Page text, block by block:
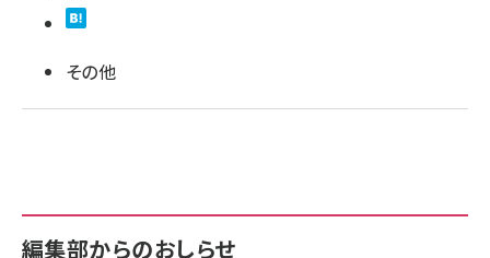
その他
編集部からのおしらせ